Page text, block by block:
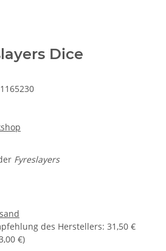
Dice
Fyreslayers
des Herstellers: 31,50 €
€)